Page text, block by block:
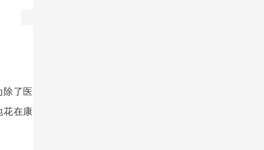
除了医
花在康